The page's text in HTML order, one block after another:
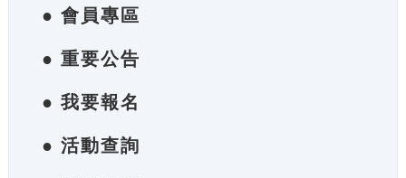
● 會員專區
● 重要公告
● 我要報名
● 活動查詢